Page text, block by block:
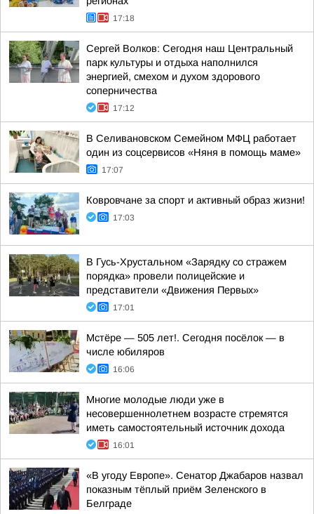
17:18
Сергей Волков: Сегодня наш Центральный
парк культуры и отдыха наполнился
энергией, смехом и духом здорового
соперничества
17:12
В Селивановском Семейном МФЦ работает
один из соцсервисов «Няня в помощь маме»
17:07
Ковровчане за спорт и активный образ жизни!
17:03
В Гусь-Хрустальном «Зарядку со стражем
порядка» провели полицейские и
представители «Движения Первых»
17:01
Мстёре — 505 лет!. Сегодня посёлок — в
числе юбиляров
16:06
Многие молодые люди уже в
несовершеннолетнем возрасте стремятся
иметь самостоятельный источник дохода
16:01
«В угоду Европе». Сенатор Джабаров назвал
показным тёплый приём Зеленского в
Белграде